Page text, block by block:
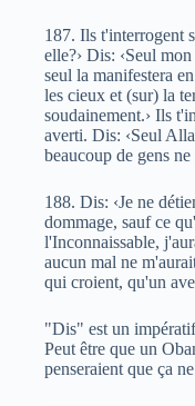
187. Ils t'interrogent
elle?› Dis: ‹Seul
seul la manifestera
les cieux et (sur) la
soudainement.› Ils
averti. Dis: ‹Seul
beaucoup de gens ne
188. Dis: ‹Je ne
dommage, sauf ce
l'Inconnaissable,
aucun mal ne
qui croient, qu'un
"Dis" est un
Peut être que un
penseraient que ça